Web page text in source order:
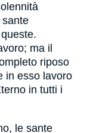
sante
ma il
riposo
in esso lavoro
in tutti i
le sante